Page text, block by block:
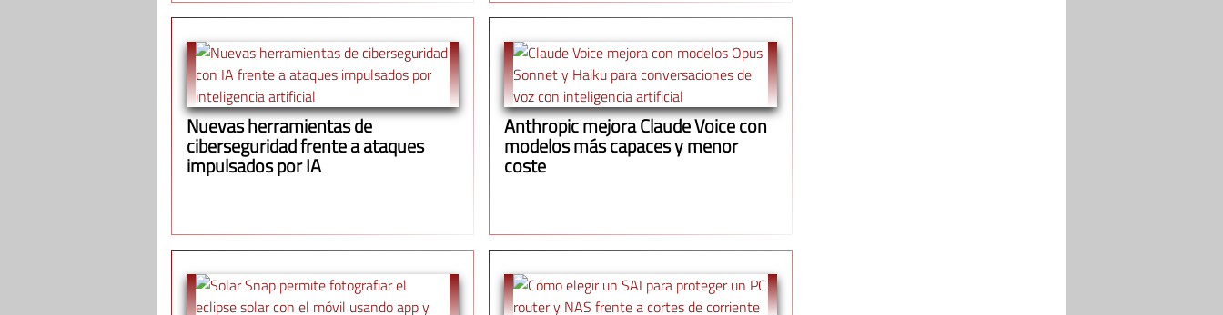
Nuevas herramientas de
ciberseguridad frente a ataques
impulsados por IA
Anthropic mejora Claude Voice con
modelos más capaces y menor
coste